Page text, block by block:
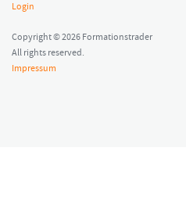
Login
Copyright © 2026 Formationstrader
All rights reserved.
Impressum